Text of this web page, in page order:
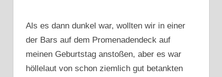
Als es dann dunkel war, wollten wir in einer
der Bars auf dem Promenadendeck auf
meinen Geburtstag anstoßen, aber es war
höllelaut von schon ziemlich gut betankten